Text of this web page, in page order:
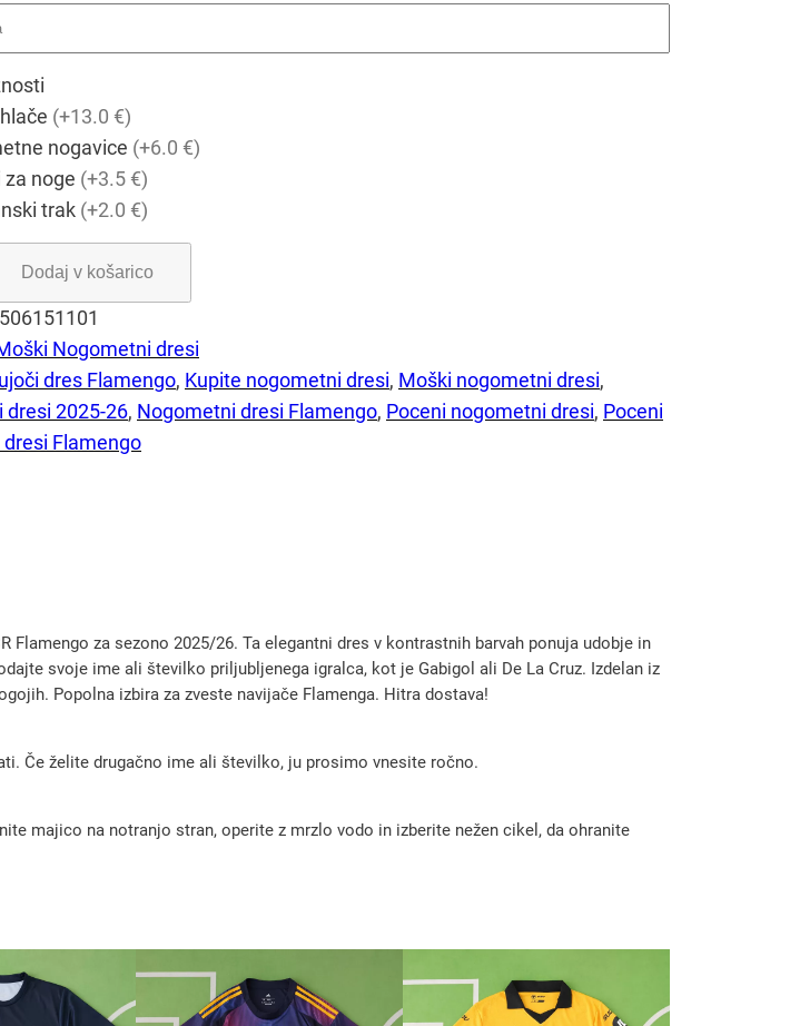
(+13.0 €)
nogavice (+6.0 €)
noge (+3.5 €)
trak (+2.0 €)
Dodaj v košarico
Nogometni dresi
dres Flamengo, Kupite nogometni dresi, Moški nogometni dresi
dresi 2025-26, Nogometni dresi Flamengo, Poceni nogometni dresi, Poceni
Flamengo
za sezono 2025/26. Ta elegantni dres v kontrastnih barvah ponuja udobje in
svoje ime ali številko priljubljenega igralca, kot je Gabigol ali De La Cruz. Izdelan iz
Popolna izbira za zveste navijače Flamenga. Hitra dostava!
Če želite drugačno ime ali številko, ju prosimo vnesite ročno.
majico na notranjo stran, operite z mrzlo vodo in izberite nežen cikel, da ohranite